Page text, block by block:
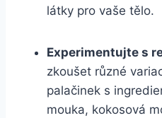
látky pro vaše tělo.
Experimentujte s
zkoušet různé
palačinek s
mouka, kokosová